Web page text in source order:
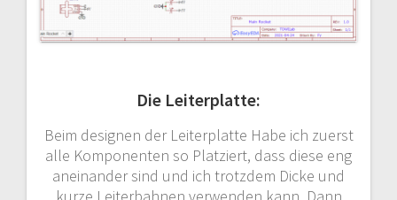
Die Leiterplatte:
Beim designen der Leiterplatte Habe ich zuerst
alle Komponenten so Platziert, dass diese eng
aneinander sind und ich trotzdem Dicke und